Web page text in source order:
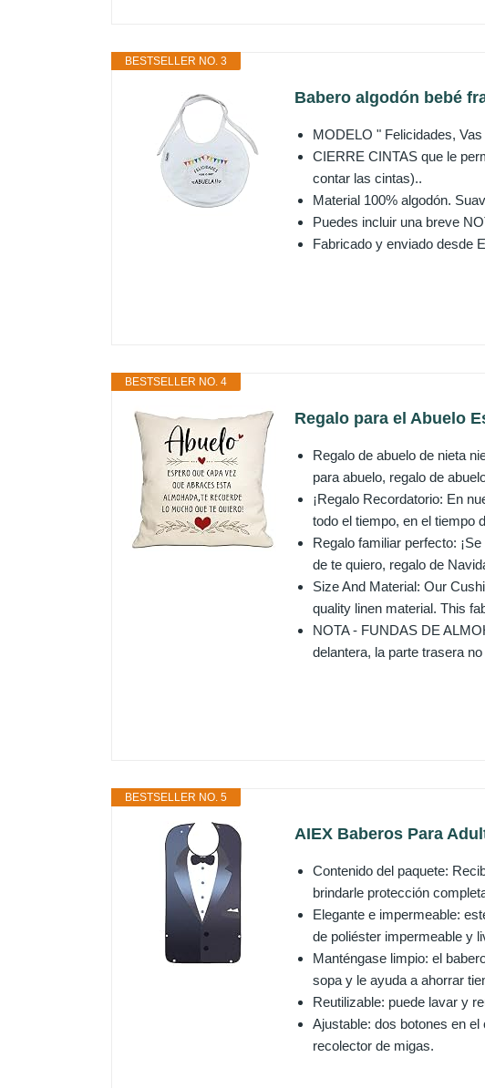
BESTSELLER NO. 3
Babero algodón bebé
MODELO " Felicidades,
CIERRE CINTAS que le
contar las cintas)..
Material 100% algodón.
Puedes incluir una breve
Fabricado y enviado desde
BESTSELLER NO. 4
Regalo para el Abuelo
Regalo de abuelo de nieta
para abuelo, regalo de
¡Regalo Recordatorio: En
todo el tiempo, en el tiempo
Regalo familiar perfecto:
de te quiero, regalo de
Size And Material: Our
quality linen material. This
NOTA - FUNDAS DE
delantera, la parte trasera
BESTSELLER NO. 5
AIEX Baberos Para
Contenido del paquete:
brindarle protección
Elegante e impermeable:
de poliéster impermeable y
Manténgase limpio: el
sopa y le ayuda a ahorrar
Reutilizable: puede lavar y
Ajustable: dos botones en
recolector de migas.